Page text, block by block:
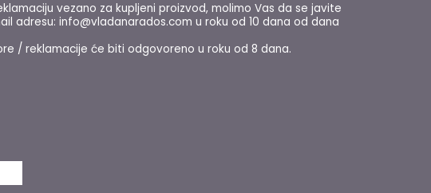
vezano za kupljeni proizvod, molimo Vas da se javite
adresu: info@vladanarados.com u roku od 10 dana od dana
/ reklamacije će biti odgovoreno u roku od 8 dana.